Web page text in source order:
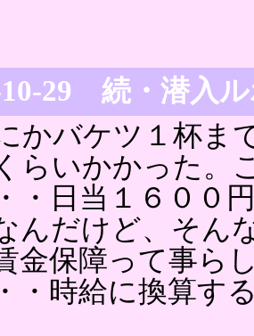
10-29 続・潜入
かバケツ１杯ま
らいかかった。
・日当１６００
んだけど、そん
金保障って事ら
・時給に換算す